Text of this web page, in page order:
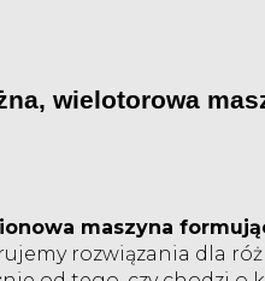
wielotorowa
maszyna
rozwiązania dla